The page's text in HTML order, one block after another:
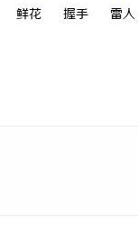
鲜花 握手 雷人